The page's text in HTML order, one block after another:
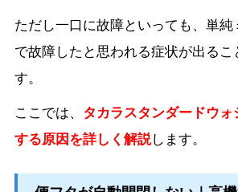
ただし一口に故障といっても、単
で故障したと思われる症状が出るこ
す。
ここでは、 タカラスタンダードウ
する原因を詳しく解説します。